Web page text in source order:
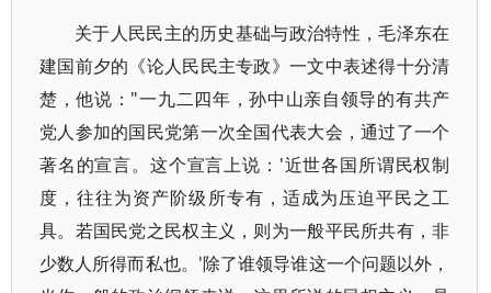
关于人民民主的历史基础与政治特性，毛泽东在
建国前夕的《论人民民主专政》一文中表述得十分清
楚，他说："一九二四年，孙中山亲自领导的有共产
党人参加的国民党第一次全国代表大会，通过了一个
著名的宣言。这个宣言上说：'近世各国所谓民权制
度，往往为资产阶级所专有，适成为压迫平民之工
具。若国民党之民权主义，则为一般平民所共有，非
少数人所得而私也。'除了谁领导谁这一个问题以外，